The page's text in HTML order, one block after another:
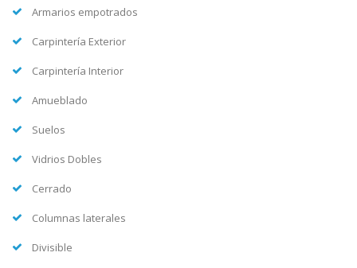
Armarios empotrados
Carpintería Exterior
Carpintería Interior
Amueblado
Suelos
Vidrios Dobles
Cerrado
Columnas laterales
Divisible